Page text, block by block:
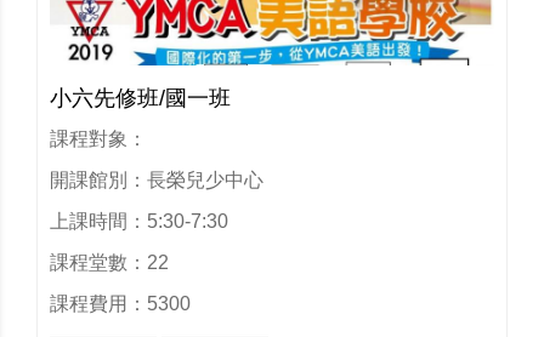
小六先修班/國一班
課程對象：
開課館別：長榮兒少中心
上課時間：5:30-7:30
課程堂數：22
課程費用：5300